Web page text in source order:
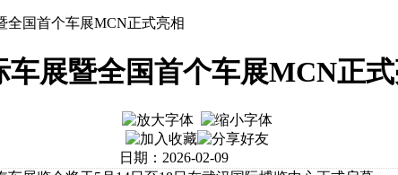
全国首个车展MCN正式亮相
展暨全国首个车展MCN正
日期：2026-02-09